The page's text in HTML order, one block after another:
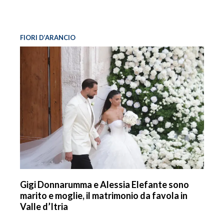
FIORI D’ARANCIO
Gigi Donnarumma e Alessia Elefante sono
marito e moglie, il matrimonio da favola in
Valle d’Itria